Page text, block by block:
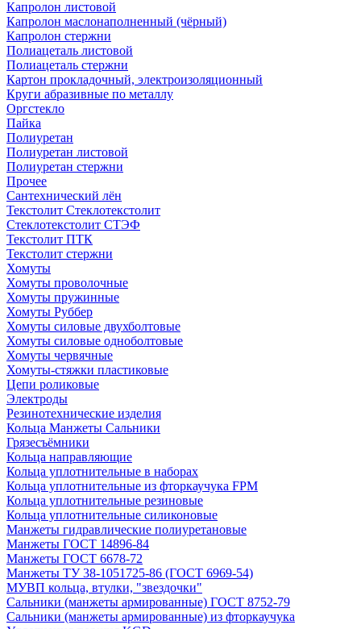
Капролон листовой
Капролон маслонаполненный (чёрный)
Капролон стержни
Полиацеталь листовой
Полиацеталь стержни
Картон прокладочный, электроизоляционный
Круги абразивные по металлу
Оргстекло
Пайка
Полиуретан
Полиуретан листовой
Полиуретан стержни
Прочее
Сантехнический лён
Текстолит Стеклотекстолит
Стеклотекстолит СТЭФ
Текстолит ПТК
Текстолит стержни
Хомуты
Хомуты проволочные
Хомуты пружинные
Хомуты Руббер
Хомуты силовые двухболтовые
Хомуты силовые одноболтовые
Хомуты червячные
Хомуты-стяжки пластиковые
Цепи роликовые
Электроды
Резинотехнические изделия
Кольца Манжеты Сальники
Грязесъёмники
Кольца направляющие
Кольца уплотнительные в наборах
Кольца уплотнительные из фторкаучука FPM
Кольца уплотнительные резиновые
Кольца уплотнительные силиконовые
Манжеты гидравлические полиуретановые
Манжеты ГОСТ 14896-84
Манжеты ГОСТ 6678-72
Манжеты ТУ 38-1051725-86 (ГОСТ 6969-54)
МУВП кольца, втулки, "звездочки"
Сальники (манжеты армированные) ГОСТ 8752-79
Сальники (манжеты армированные) из фторкаучука